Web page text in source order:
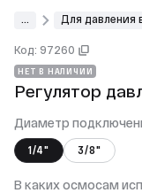
Для давления
Код: 97260
НЕТ В НАЛИЧИИ
Регулятор
Диаметр
1/4" 3/8"
В каких осмосам